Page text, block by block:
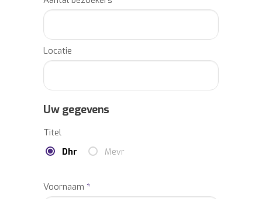
Locatie
Uw gegevens
Titel
Dhr Mevr
Voornaam *